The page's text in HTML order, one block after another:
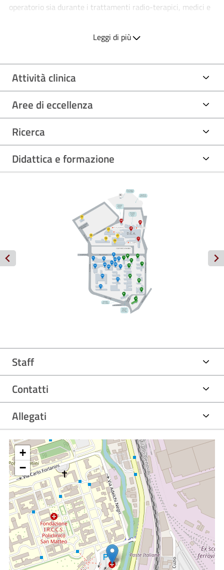
operatorio sia durante i trattamenti radio-terapici, medici e
Leggi di più
Attività clinica
Aree di eccellenza
Ricerca
Didattica e formazione
Staff
Contatti
Allegati
+
−